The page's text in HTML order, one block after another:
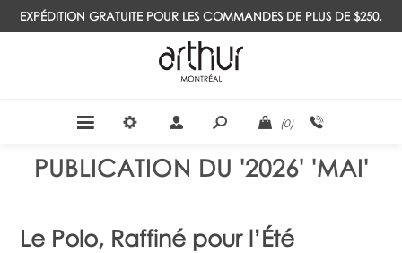
EXPÉDITION GRATUITE POUR LES COMMANDES DE PLUS DE $250.
(0)
PUBLICATION DU '2026' 'MAI'
Le Polo, Raffiné pour l’Été